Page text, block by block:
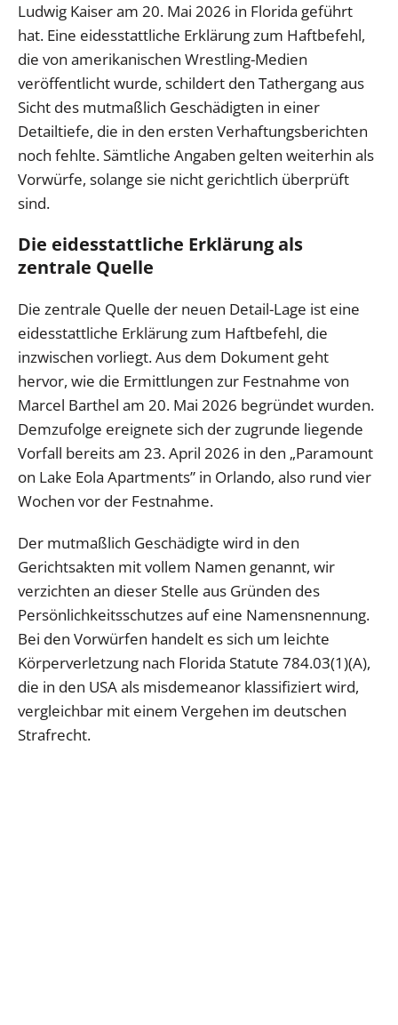
Ludwig Kaiser am 20. Mai 2026 in Florida geführt
hat. Eine eidesstattliche Erklärung zum Haftbefehl,
die von amerikanischen Wrestling-Medien
veröffentlicht wurde, schildert den Tathergang aus
Sicht des mutmaßlich Geschädigten in einer
Detailtiefe, die in den ersten Verhaftungsberichten
noch fehlte. Sämtliche Angaben gelten weiterhin als
Vorwürfe, solange sie nicht gerichtlich überprüft
sind.
Die eidesstattliche Erklärung als
zentrale Quelle
Die zentrale Quelle der neuen Detail-Lage ist eine
eidesstattliche Erklärung zum Haftbefehl, die
inzwischen vorliegt. Aus dem Dokument geht
hervor, wie die Ermittlungen zur Festnahme von
Marcel Barthel am 20. Mai 2026 begründet wurden.
Demzufolge ereignete sich der zugrunde liegende
Vorfall bereits am 23. April 2026 in den „Paramount
on Lake Eola Apartments” in Orlando, also rund vier
Wochen vor der Festnahme.
Der mutmaßlich Geschädigte wird in den
Gerichtsakten mit vollem Namen genannt, wir
verzichten an dieser Stelle aus Gründen des
Persönlichkeitsschutzes auf eine Namensnennung.
Bei den Vorwürfen handelt es sich um leichte
Körperverletzung nach Florida Statute 784.03(1)(A),
die in den USA als misdemeanor klassifiziert wird,
vergleichbar mit einem Vergehen im deutschen
Strafrecht.